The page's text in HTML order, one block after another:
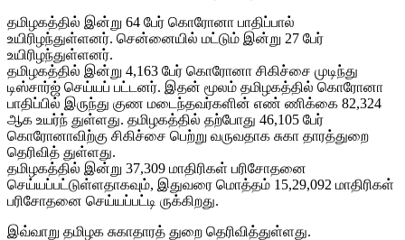
தமிழகத்தில் இன்று 64 பேர் கொரோனா பாதிப்பால்
உயிரிழந்துள்ளனர். சென்னையில் மட்டும் இன்று 27 பேர்
உயிரிழந்துள்ளனர்.
தமிழகத்தில் இன்று 4,163 பேர் கொரோனா சிகிச்சை முடிந்து
டிஸ்சார்ஜ் செய்யப் பட்டனர். இதன் மூலம் தமிழகத்தில் கொரோனா
பாதிப்பில் இருந்து குண மடைந்தவர்களின் எண் ணிக்கை 82,324
ஆக உயர்ந் துள்ளது. தமிழகத்தில் தற்போது 46,105 பேர்
கொரோனாவிற்கு சிகிச்சை பெற்று வருவதாக சுகா தாரத்துறை
தெரிவித் துள்ளது.
தமிழகத்தில் இன்று 37,309 மாதிரிகள் பரிசோதனை
செய்யப்பட்டுள்ளதாகவும், இதுவரை மொத்தம் 15,29,092 மாதிரிகள்
பரிசோதனை செய்யப்பட்டி ருக்கிறது.
இவ்வாறு தமிழக சுகாதாரத் துறை தெரிவித்துள்ளது.